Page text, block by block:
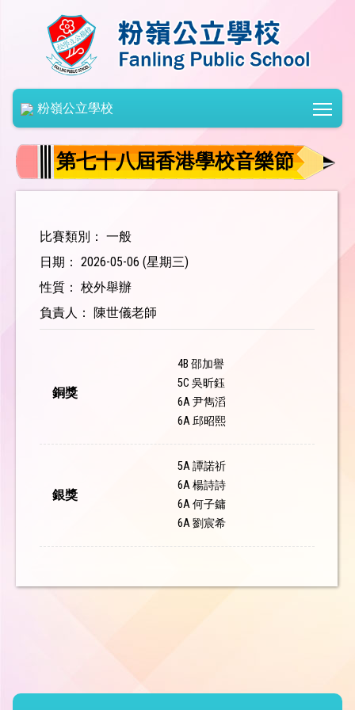
粉嶺公立學校
第七十八屆香港學校音樂節
比賽類別： 一般
日期： 2026-05-06 (星期三)
性質： 校外舉辦
負責人： 陳世儀老師
銅獎
4B 邵加譽
5C 吳昕鈺
6A 尹雋滔
6A 邱昭熙
銀獎
5A 譚諾祈
6A 楊詩詩
6A 何子鏞
6A 劉宸希